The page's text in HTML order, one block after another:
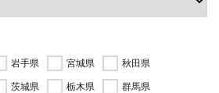
岩手県 宮城県
秋田県
茨城県 栃木県
群馬県